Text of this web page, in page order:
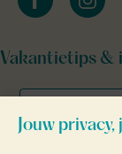
Vakantietips &